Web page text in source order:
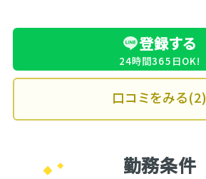
登録する
24時間365日OK!
口コミをみる(2)
勤務条件